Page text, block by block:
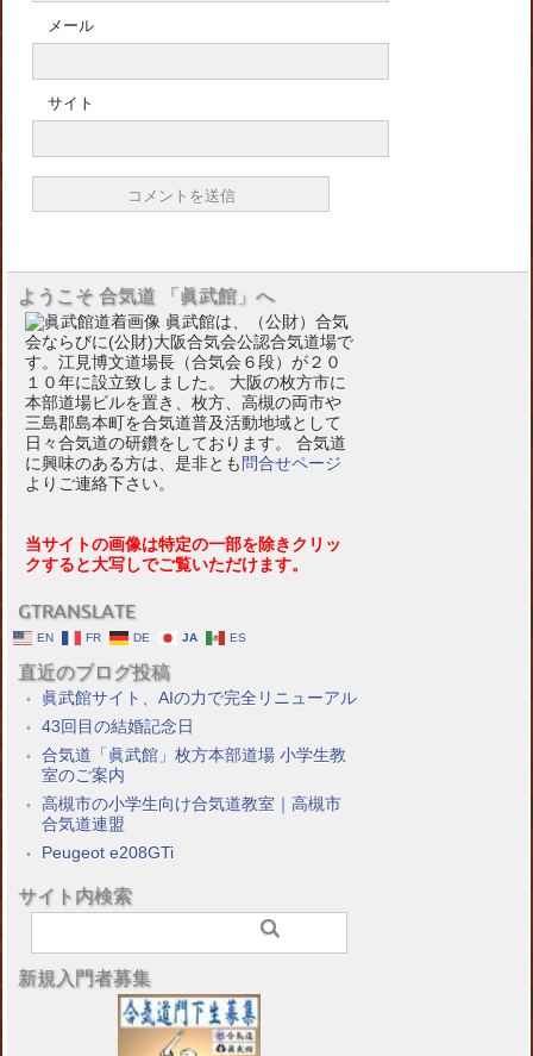
メール
サイト
ようこそ 合気道 「眞武館」へ
眞武館は、（公財）合気
会ならびに(公財)大阪合気会公認合気道場で
す。江見博文道場長（合気会６段）が２０
１０年に設立致しました。 大阪の枚方市に
本部道場ビルを置き、枚方、高槻の両市や
三島郡島本町を合気道普及活動地域として
日々合気道の研鑽をしております。 合気道
に興味のある方は、是非とも 問合せページ
よりご連絡下さい。
当サイトの画像は特定の一部を除きクリッ
クすると大写しでご覧いただけます。
GTRANSLATE
EN FR DE JA ES
直近のブログ投稿
眞武館サイト、AIの力で完全リニューアル
43回目の結婚記念日
合気道「眞武館」枚方本部道場 小学生教
室のご案内
高槻市の小学生向け合気道教室｜高槻市
合気道連盟
Peugeot e208GTi
サイト内検索
新規入門者募集